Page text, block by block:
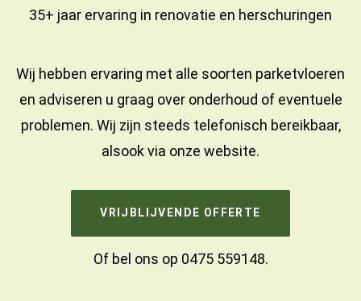
35+ jaar ervaring in renovatie en herschuringen
Wij hebben ervaring met alle soorten parketvloeren
en adviseren u graag over onderhoud of eventuele
problemen. Wij zijn steeds telefonisch bereikbaar,
alsook via onze website.
VRIJBLIJVENDE OFFERTE
Of bel ons op 0475 559148.